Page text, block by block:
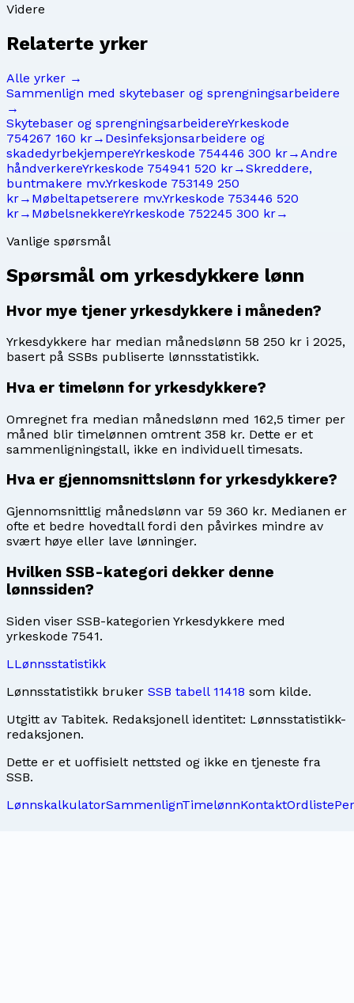
Videre
Relaterte yrker
Alle yrker →
Sammenlign med skytebaser og sprengningsarbeidere
→
Skytebaser og sprengningsarbeidereYrkeskode
754267 160 kr→ Desinfeksjonsarbeidere og
skadedyrbekjempereYrkeskode 754446 300 kr→ Andre
håndverkereYrkeskode 754941 520 kr→Skreddere,
buntmakere mv.Yrkeskode 753149 250
kr→ Møbeltapetserere mv.Yrkeskode 753446 520
kr→ MøbelsnekkereYrkeskode 752245 300 kr→
Vanlige spørsmål
Spørsmål om yrkesdykkere lønn
Hvor mye tjener yrkesdykkere i måneden?
Yrkesdykkere har median månedslønn 58 250 kr i 2025,
basert på SSBs publiserte lønnsstatistikk.
Hva er timelønn for yrkesdykkere?
Omregnet fra median månedslønn med 162,5 timer per
måned blir timelønnen omtrent 358 kr. Dette er et
sammenligningstall, ikke en individuell timesats.
Hva er gjennomsnittslønn for yrkesdykkere?
Gjennomsnittlig månedslønn var 59 360 kr. Medianen er
ofte et bedre hovedtall fordi den påvirkes mindre av
svært høye eller lave lønninger.
Hvilken SSB-kategori dekker denne
lønnssiden?
Siden viser SSB-kategorien Yrkesdykkere med
yrkeskode 7541.
LLønnsstatistikk
Lønnsstatistikk bruker SSB tabell 11418 som kilde.
Utgitt av Tabitek. Redaksjonell identitet: Lønnsstatistikk-
redaksjonen.
Dette er et uoffisielt nettsted og ikke en tjeneste fra
SSB.
LønnskalkulatorSammenlignTimelønnKontaktOrdliste